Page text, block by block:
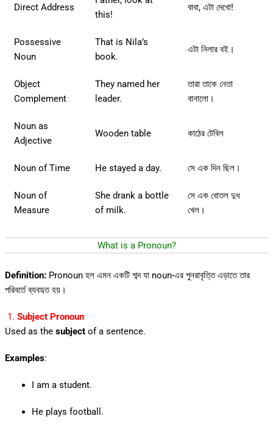
Direct Address
this!
বাবা, এটা দেখো!
Possessive
Noun
That is Nila’s
book.
এটা নিলার বই।
Object
Complement
They named her
leader.
তারা তাকে নেতা
বানালো।
Noun as
Adjective
Wooden table কাঠের টেবিল
Noun of Time He stayed a day. সে এক দিন ছিল।
Noun of
Measure
She drank a bottle
of milk.
সে এক বোতল দুধ
খেল।
What is a Pronoun?
Definition:Pronoun হল এমন একটি শব্দ যা noun-এর পুনরাবৃত্তি এড়াতে তার
পরিবর্তে ব্যবহৃত হয়।
1. Subject Pronoun
Used as the subjectof a sentence.
Examples:
I am a student.
He plays football.